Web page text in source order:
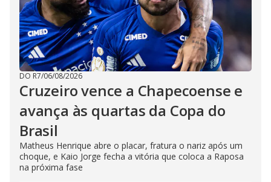
DO R7/06/08/2026
Cruzeiro vence a Chapecoense e
avança às quartas da Copa do
Brasil
Matheus Henrique abre o placar, fratura o nariz após um
choque, e Kaio Jorge fecha a vitória que coloca a Raposa
na próxima fase